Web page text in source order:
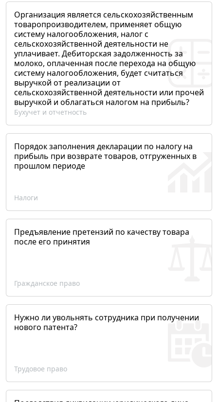
Организация является сельскохозяйственным
товаропроизводителем, применяет общую
систему налогообложения, налог с
сельскохозяйственной деятельности не
уплачивает. Дебиторская задолженность за
молоко, оплаченная после перехода на общую
систему налогообложения, будет считаться
выручкой от реализации от
сельскохозяйственной деятельности или прочей
выручкой и облагаться налогом на прибыль?
Бухучет и отчетность
Порядок заполнения декларации по налогу на
прибыль при возврате товаров, отгруженных в
прошлом периоде
Налоги
Предъявление претензий по качеству товара
после его принятия
Гражданское право
Нужно ли увольнять сотрудника при получении
нового патента?
Трудовое право